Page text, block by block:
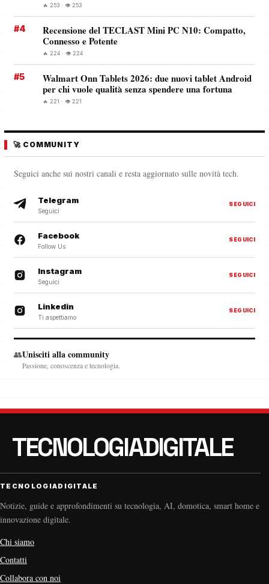
🔥 253 · 👁️ 253
#4
Recensione del TECLAST Mini PC N10: Compatto,
Connesso e Potente
🔥 224 · 👁️ 224
#5
Walmart Onn Tablets 2026: due nuovi tablet Android
per chi vuole qualità senza spendere una fortuna
🔥 221 · 👁️ 221
🚀 COMMUNITY
Seguici anche sui nostri canali e resta aggiornato sulle novità tech.
Telegram
Seguici
SEGUICI
Facebook
Follow Us
SEGUICI
Instagram
Seguici
SEGUICI
Linkedin
Ti aspettiamo
SEGUICI
👥Unisciti alla community
Passione, conoscenza e tecnologia.
TECNOLOGIADIGITALE
Notizie, guide e approfondimenti su tecnologia, AI, domotica, smart home e
innovazione digitale.
Chi siamo
Contatti
Collabora con noi